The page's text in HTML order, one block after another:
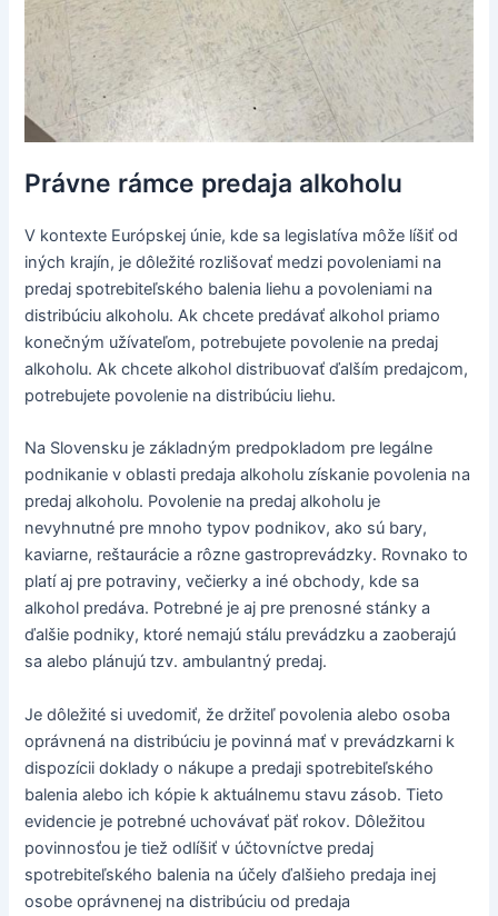
Právne rámce predaja alkoholu
V kontexte Európskej únie, kde sa legislatíva môže líšiť od
iných krajín, je dôležité rozlišovať medzi povoleniami na
predaj spotrebiteľského balenia liehu a povoleniami na
distribúciu alkoholu. Ak chcete predávať alkohol priamo
konečným užívateľom, potrebujete povolenie na predaj
alkoholu. Ak chcete alkohol distribuovať ďalším predajcom,
potrebujete povolenie na distribúciu liehu.
Na Slovensku je základným predpokladom pre legálne
podnikanie v oblasti predaja alkoholu získanie povolenia na
predaj alkoholu. Povolenie na predaj alkoholu je
nevyhnutné pre mnoho typov podnikov, ako sú bary,
kaviarne, reštaurácie a rôzne gastroprevádzky. Rovnako to
platí aj pre potraviny, večierky a iné obchody, kde sa
alkohol predáva. Potrebné je aj pre prenosné stánky a
ďalšie podniky, ktoré nemajú stálu prevádzku a zaoberajú
sa alebo plánujú tzv. ambulantný predaj.
Je dôležité si uvedomiť, že držiteľ povolenia alebo osoba
oprávnená na distribúciu je povinná mať v prevádzkarni k
dispozícii doklady o nákupe a predaji spotrebiteľského
balenia alebo ich kópie k aktuálnemu stavu zásob. Tieto
evidencie je potrebné uchovávať päť rokov. Dôležitou
povinnosťou je tiež odlíšiť v účtovníctve predaj
spotrebiteľského balenia na účely ďalšieho predaja inej
osobe oprávnenej na distribúciu od predaja